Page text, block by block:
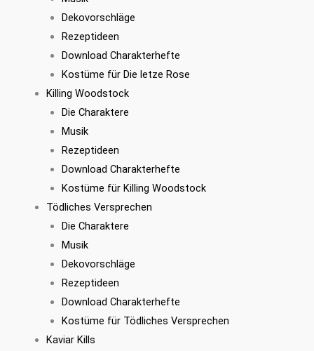
Dekovorschläge
Rezeptideen
Download Charakterhefte
Kostüme für Die letze Rose
Killing Woodstock
Die Charaktere
Musik
Rezeptideen
Download Charakterhefte
Kostüme für Killing Woodstock
Tödliches Versprechen
Die Charaktere
Musik
Dekovorschläge
Rezeptideen
Download Charakterhefte
Kostüme für Tödliches Versprechen
Kaviar Kills